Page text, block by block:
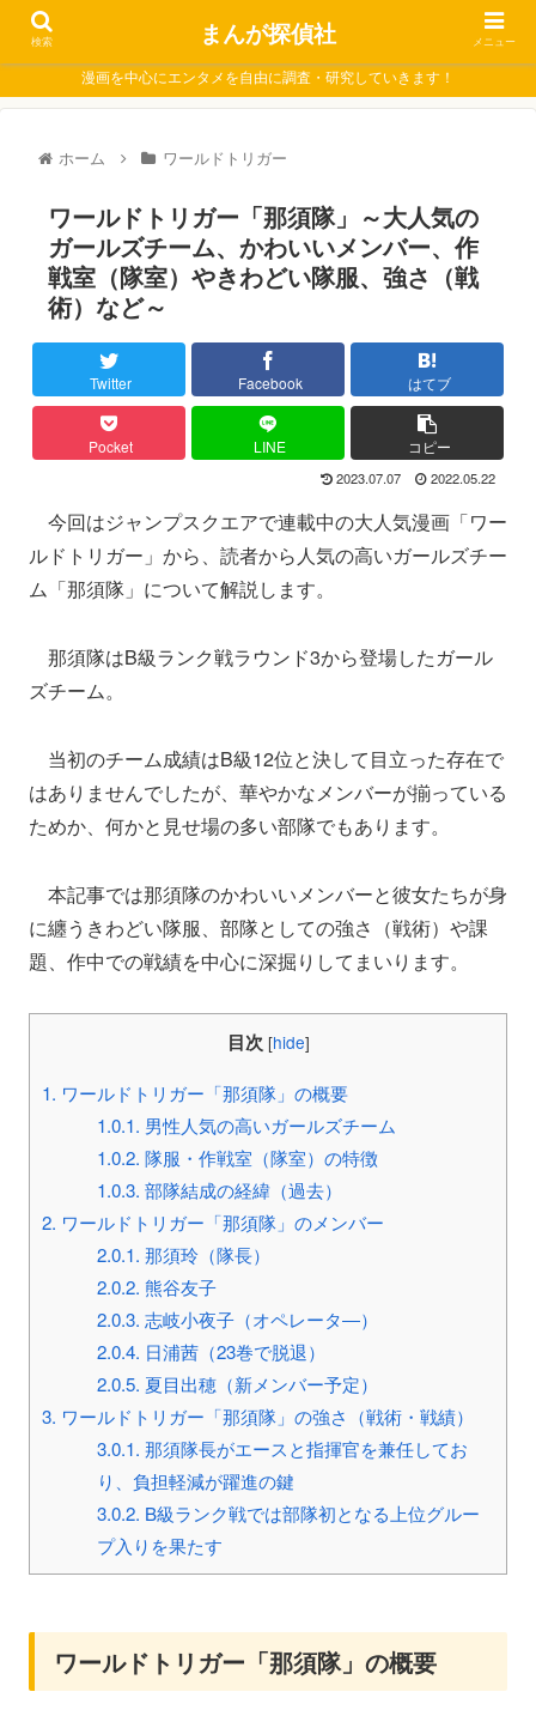
漫画を中心にエンタメを自由に調査・研究していきます！
ホーム ワールドトリガー
ワールドトリガー「那須隊」～大人気の
ガールズチーム、かわいいメンバー、作
戦室（隊室）やきわどい隊服、強さ（戦
術）など～
Twitter Facebook はてブ
Pocket LINE コピー
2023.07.07 2022.05.22
今回はジャンプスクエアで連載中の大人気漫画「ワー
ルドトリガー」から、読者から人気の高いガールズチー
ム「那須隊」について解説します。
那須隊はB級ランク戦ラウンド3から登場したガール
ズチーム。
当初のチーム成績はB級12位と決して目立った存在で
はありませんでしたが、華やかなメンバーが揃っている
ためか、何かと見せ場の多い部隊でもあります。
本記事では那須隊のかわいいメンバーと彼女たちが身
に纏うきわどい隊服、部隊としての強さ（戦術）や課
題、作中での戦績を中心に深掘りしてまいります。
目次 [hide]
1. ワールドトリガー「那須隊」の概要
1.0.1. 男性人気の高いガールズチーム
1.0.2. 隊服・作戦室（隊室）の特徴
1.0.3. 部隊結成の経緯（過去）
2. ワールドトリガー「那須隊」のメンバー
2.0.1. 那須玲（隊長）
2.0.2. 熊谷友子
2.0.3. 志岐小夜子（オペレータ―）
2.0.4. 日浦茜（23巻で脱退）
2.0.5. 夏目出穂（新メンバー予定）
3. ワールドトリガー「那須隊」の強さ（戦術・戦績）
3.0.1. 那須隊長がエースと指揮官を兼任してお
り、負担軽減が躍進の鍵
3.0.2. B級ランク戦では部隊初となる上位グルー
プ入りを果たす
ワールドトリガー「那須隊」の概要
検索 まんが探偵社 メニュー